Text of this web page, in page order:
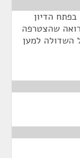
הדיון
שהצטרפה
השדולה למען